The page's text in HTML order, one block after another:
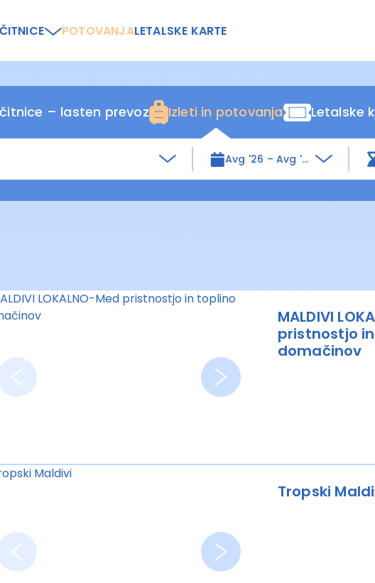
POTOVANJALETALSKE KARTE
– lasten prevoz Izleti in potovanja Letalske
Avg '26 – Avg '27
MALDIVI
pristnostjo
domačinov
Tropski